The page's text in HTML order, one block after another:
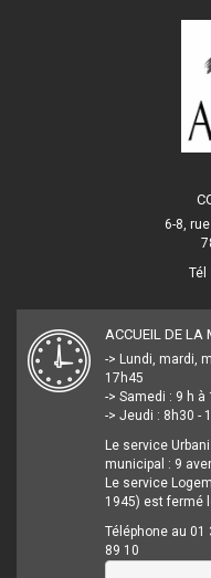
6-8,
Tél
ACCUEIL DE LA
-> Lundi, mardi,
17h45
-> Samedi : 9 h
-> Jeudi : 8h30 -
Le service
municipal : 9
Le service
1945) est fermé
Téléphone au 01
89 10